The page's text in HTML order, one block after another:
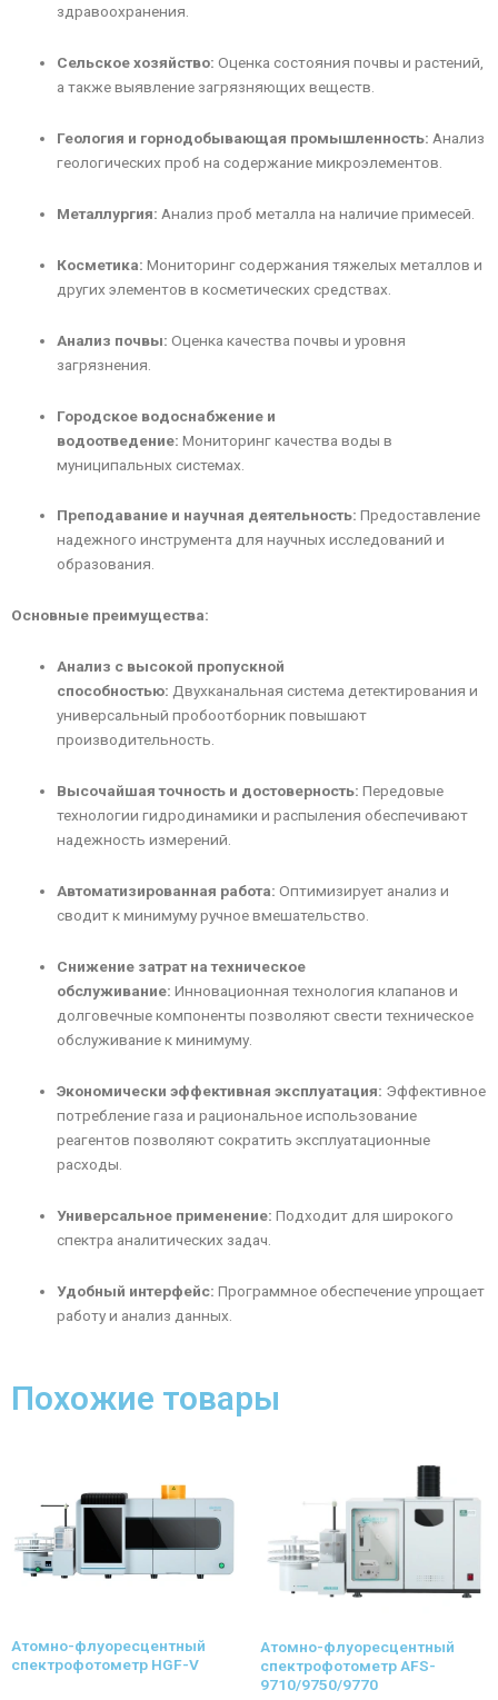
здравоохранения.
Сельское хозяйство: Оценка состояния почвы и растений,
а также выявление загрязняющих веществ.
Геология и горнодобывающая промышленность: Анализ
геологических проб на содержание микроэлементов.
Металлургия: Анализ проб металла на наличие примесей.
Косметика: Мониторинг содержания тяжелых металлов и
других элементов в косметических средствах.
Анализ почвы: Оценка качества почвы и уровня
загрязнения.
Городское водоснабжение и
водоотведение: Мониторинг качества воды в
муниципальных системах.
Преподавание и научная деятельность: Предоставление
надежного инструмента для научных исследований и
образования.
Основные преимущества:
Анализ с высокой пропускной
способностью: Двухканальная система детектирования и
универсальный пробоотборник повышают
производительность.
Высочайшая точность и достоверность: Передовые
технологии гидродинамики и распыления обеспечивают
надежность измерений.
Автоматизированная работа: Оптимизирует анализ и
сводит к минимуму ручное вмешательство.
Снижение затрат на техническое
обслуживание: Инновационная технология клапанов и
долговечные компоненты позволяют свести техническое
обслуживание к минимуму.
Экономически эффективная эксплуатация: Эффективное
потребление газа и рациональное использование
реагентов позволяют сократить эксплуатационные
расходы.
Универсальное применение: Подходит для широкого
спектра аналитических задач.
Удобный интерфейс: Программное обеспечение упрощает
работу и анализ данных.
Похожие товары
Атомно-флуоресцентный
спектрофотометр HGF-V
Атомно-флуоресцентный
спектрофотометр AFS-
9710/9750/9770